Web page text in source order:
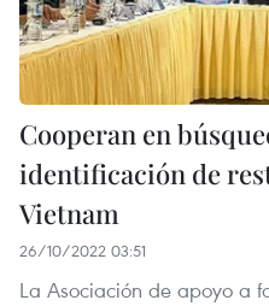
Cooperan en
identificación de
Vietnam
26/10/2022 03:51
La Asociación de apoyo a